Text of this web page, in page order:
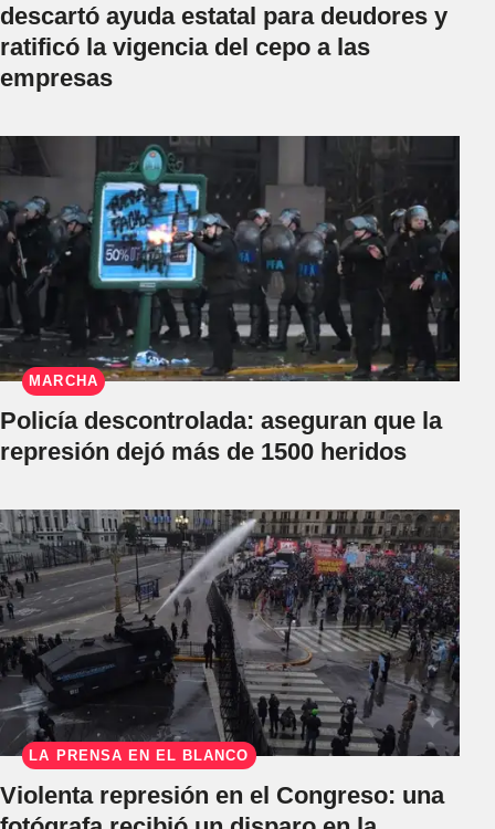
descartó ayuda estatal para deudores y
ratificó la vigencia del cepo a las
empresas
MARCHA
Policía descontrolada: aseguran que la
represión dejó más de 1500 heridos
LA PRENSA EN EL BLANCO
Violenta represión en el Congreso: una